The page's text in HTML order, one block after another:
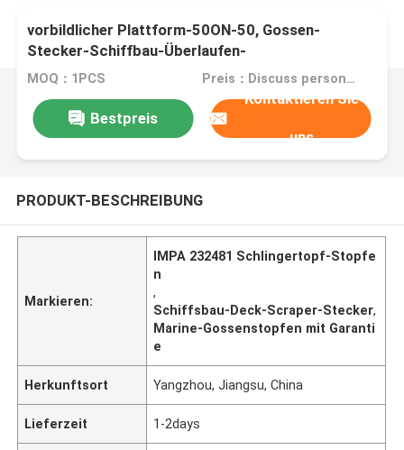
vorbildlicher Plattform-50ON-50, Gossen-
Stecker-Schiffbau-Überlaufen-
Sammelschalestecker
MOQ：1PCS Preis：Discuss personally
Bestpreis
Kontaktieren Sie
uns
PRODUKT-BESCHREIBUNG
Markieren:
IMPA 232481 Schlingertopf-Stopfe
n
,
Schiffsbau-Deck-Scraper-Stecker,
Marine-Gossenstopfen mit Garanti
e
Herkunftsort Yangzhou, Jiangsu, China
Lieferzeit 1-2days